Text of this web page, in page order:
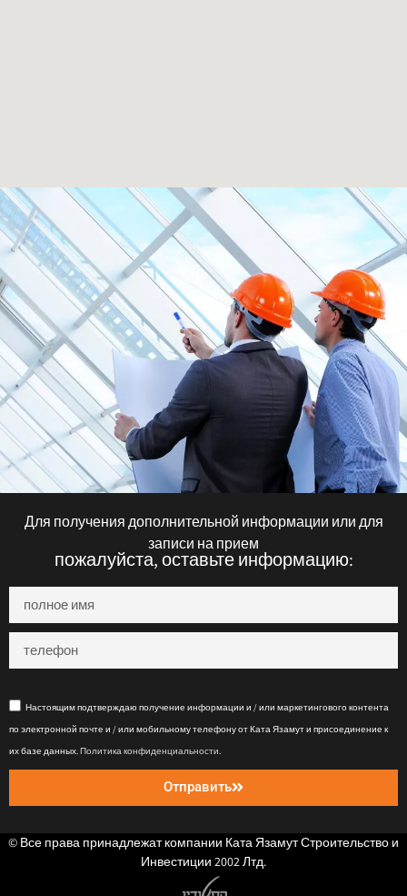
Для получения дополнительной информации или для
записи на прием
пожалуйста, оставьте информацию:
Настоящим подтверждаю получение информации и / или маркетингового контента
по электронной почте и / или мобильному телефону от Ката Язамут и присоединение к
их базе данных. Политика конфиденциальности
Отправить
© Все права принадлежат компании Ката Язамут Строительство и
Инвестиции 2002 Лтд.